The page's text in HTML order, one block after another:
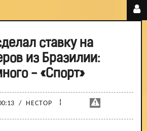
ставку на
из Бразилии:
- «Спорт»
/ НЕСТОР ¦